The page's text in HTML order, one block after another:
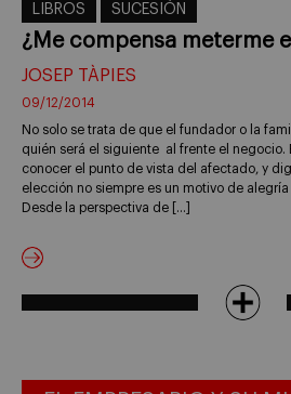
LIBROS SUCESIÓN
¿Me compensa meterme
JOSEP TÀPIES
09/12/2014
No solo se trata de que el fundador o la
quién será el siguiente al frente el negocio.
conocer el punto de vista del afectado, y
elección no siempre es un motivo de
Desde la perspectiva de […]